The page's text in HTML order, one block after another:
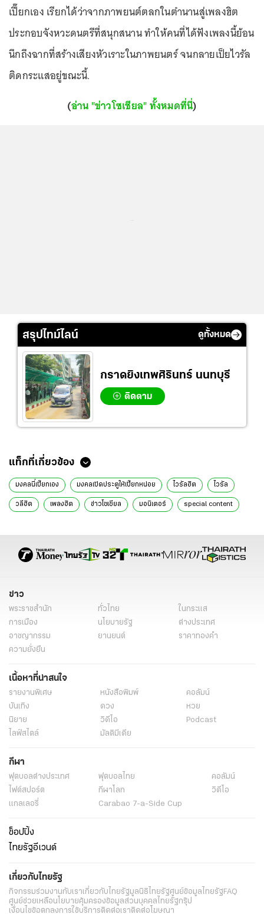
เปี๊ยกเอง เรียกได้ว่าจากภาพยนต์ตลกในตำนานสู่เพลงฮิต
ประกอบจังหวะดนตรีที่สนุกสนาน ทำให้คนที่ได้ฟังเพลงนี้ย้อน
นึกถึงฉากที่สร้างเสียงหัวเราะในภาพยนตร์ จนกลายเป็ยไวรัล
ติดกระแสอยู่ขณะนี้.
(อ่าน "ข่าวโซเชียล" ทั้งหมดที่นี่)
สรุปไทม์ไลน์ ดูทั้งหมด
กราดยิงเทพศิรินทร์ นนทบุรี
ติดตาม
แท็กที่เกี่ยวข้อง
มงคลนี่เปี๊ยกเอง มงคลเปิดประตูให้เปี๊ยกหน่อย ไวรัลฮิต ไวรัล
วลีฮิต เพลงฮิต ข่าวโซเชียล มอนิเตอร์ special content
ข่าว
พระราชสำนัก ทั่วไทย
ในกระแส
การเมือง
นโยบายรัฐ
ต่างประเทศ
อาชญากรรม
ยานยนต์
ราคาทองคำ
ความยั่งยืน
เนื้อหาที่น่าสนใจ
รายงานพิเศษ หนังสือพิมพ์
คอลัมน์
บันเทิง
ดวง
หวย
นิยาย
วิดีโอ
Podcast
ไลฟ์สไตล์
มัลติมีเดีย
กีฬา
ฟุตบอลต่่างประเทศ ฟุตบอลไทย
คอลัมน์
ไฟต์สปอร์ต
กีฬาโลก
วิดีโอ
แกลเลอรี่
Carabao 7-a-Side Cup
ช็อปปิ้ง
ไทยรัฐอีเวนต์
เกี่ยวกับไทยรัฐ
กิจกรรมร่วมงานกับเราเกี่ยวกับไทยรัฐมูลนิธิไทยรัฐศูนย์ข้อมูลไทยรัฐFAQ
ศูนย์ช่วยเหลือนโยบายคุ้มครองข้อมูลส่วนบุคคลไทยรัฐกรุ๊ป
เงื่อนไขข้อตกลงการใช้บริการติดต่อเราติดต่อโฆษณา